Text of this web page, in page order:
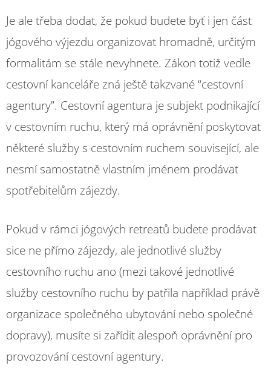
Je ale třeba dodat, že pokud budete byť i jen část
jógového výjezdu organizovat hromadně, určitým
formalitám se stále nevyhnete. Zákon totiž vedle
cestovní kanceláře zná ještě takzvané “cestovní
agentury”. Cestovní agentura je subjekt podnikající
v cestovním ruchu, který má oprávnění poskytovat
některé služby s cestovním ruchem související, ale
nesmí samostatně vlastním jménem prodávat
spotřebitelům zájezdy.
Pokud v rámci jógových retreatů budete prodávat
sice ne přímo zájezdy, ale jednotlivé služby
cestovního ruchu ano (mezi takové jednotlivé
služby cestovního ruchu by patřila například právě
organizace společného ubytování nebo společné
dopravy), musíte si zařídit alespoň oprávnění pro
provozování cestovní agentury.